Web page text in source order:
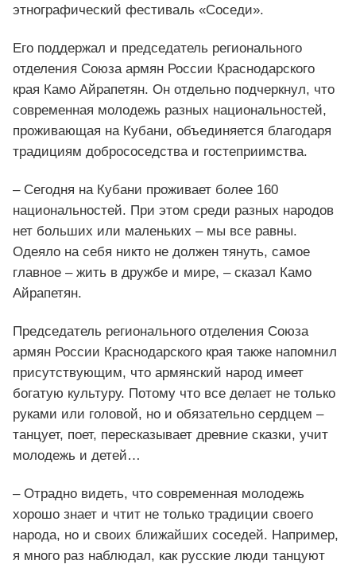
этнографический фестиваль «Соседи».
Его поддержал и председатель регионального
отделения Союза армян России Краснодарского
края Камо Айрапетян. Он отдельно подчеркнул, что
современная молодежь разных национальностей,
проживающая на Кубани, объединяется благодаря
традициям добрососедства и гостеприимства.
– Сегодня на Кубани проживает более 160
национальностей. При этом среди разных народов
нет больших или маленьких – мы все равны.
Одеяло на себя никто не должен тянуть, самое
главное – жить в дружбе и мире, – сказал Камо
Айрапетян.
Председатель регионального отделения Союза
армян России Краснодарского края также напомнил
присутствующим, что армянский народ имеет
богатую культуру. Потому что все делает не только
руками или головой, но и обязательно сердцем –
танцует, поет, пересказывает древние сказки, учит
молодежь и детей…
– Отрадно видеть, что современная молодежь
хорошо знает и чтит не только традиции своего
народа, но и своих ближайших соседей. Например,
я много раз наблюдал, как русские люди танцуют